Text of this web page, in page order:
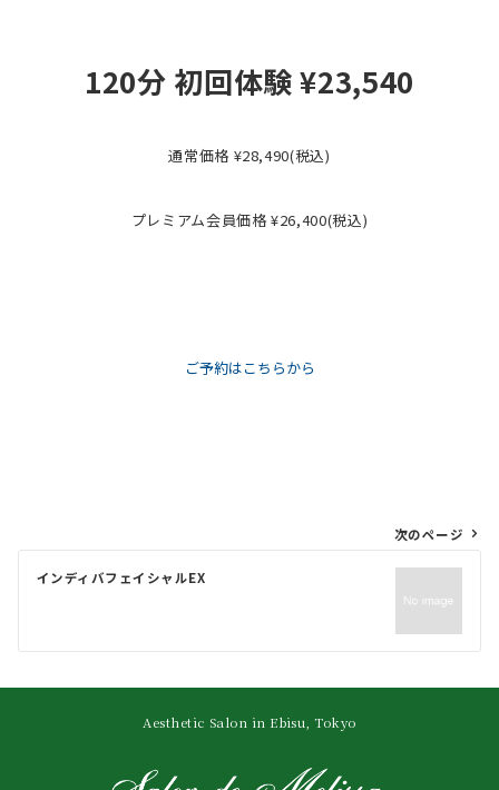
120分 初回体験 ¥23,540
通常価格 ¥28,490(税込)
プレミアム会員価格 ¥26,400(税込)
ご予約はこちらから
稿
ー
シ
次のページ
インディバフェイシャルEX
Aesthetic Salon in Ebisu, Tokyo